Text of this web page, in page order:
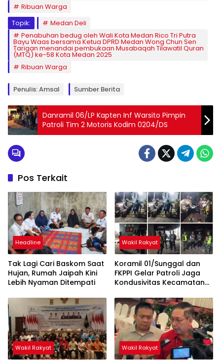
Ribuan Warga
Topik:
Medan Deli
Penabuhan bedug oleh Wali Kota Medan Rico Tri Putra
Bayu Waas bersama Ketua DPRD Medan Wong Chun Sen
Tarigan menandai pembukaan Musabaqah Tilawatil Quran
(MTQ) ke-58 Kota Medan 2025
Ribuan Warga
Penulis: Amsal Sumber Berita
Danramil 06/LP Kapten Inf Warsito Pimpin
Patroli Tim 2 Motoris Kodim 0204/DS
Pos Terkait
Headline
Tak Lagi Cari Baskom Saat
Hujan, Rumah Jaipah Kini
Lebih Nyaman Ditempati
Wakil Rakyat
Koramil 01/Sunggal dan
FKPPI Gelar Patroli Jaga
Kondusivitas Kecamatan
Wakil Rakyat Wakil Rakyat